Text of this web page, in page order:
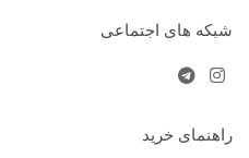
شبکه های اجتماعی
راهنمای خرید